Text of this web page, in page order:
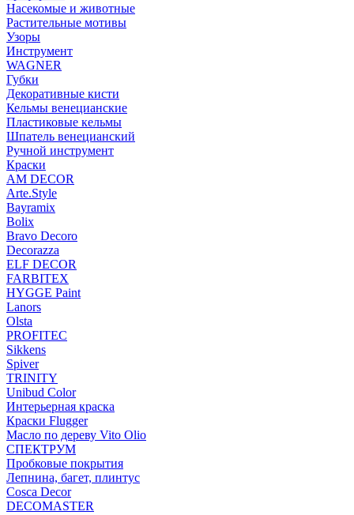
Насекомые и животные
Растительные мотивы
Узоры
Инструмент
WAGNER
Губки
Декоративные кисти
Кельмы венецианские
Пластиковые кельмы
Шпатель венецианский
Ручной инструмент
Краски
AM DECOR
Arte.Style
Bayramix
Bolix
Bravo Decoro
Decorazza
ELF DECOR
FARBITEX
HYGGE Paint
Lanors
Olsta
PROFITEC
Sikkens
Spiver
TRINITY
Unibud Color
Интерьерная краска
Краски Flugger
Масло по дереву Vito Olio
СПЕКТРУМ
Пробковые покрытия
Лепнина, багет, плинтус
Cosca Decor
DECOMASTER